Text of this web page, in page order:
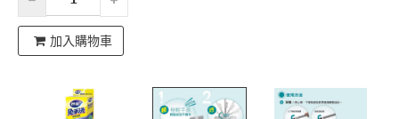
加入購物車